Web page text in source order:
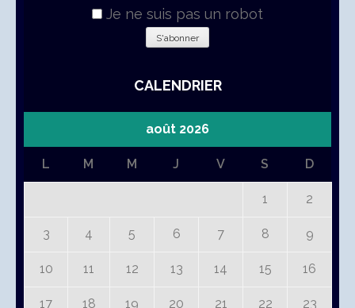
Je ne suis pas un robot
CALENDRIER
août 2026
L M M J V S D
1 2
3 4 5 6 7 8 9
10 11 12 13 14 15 16
17 18 19 20 21 22 23